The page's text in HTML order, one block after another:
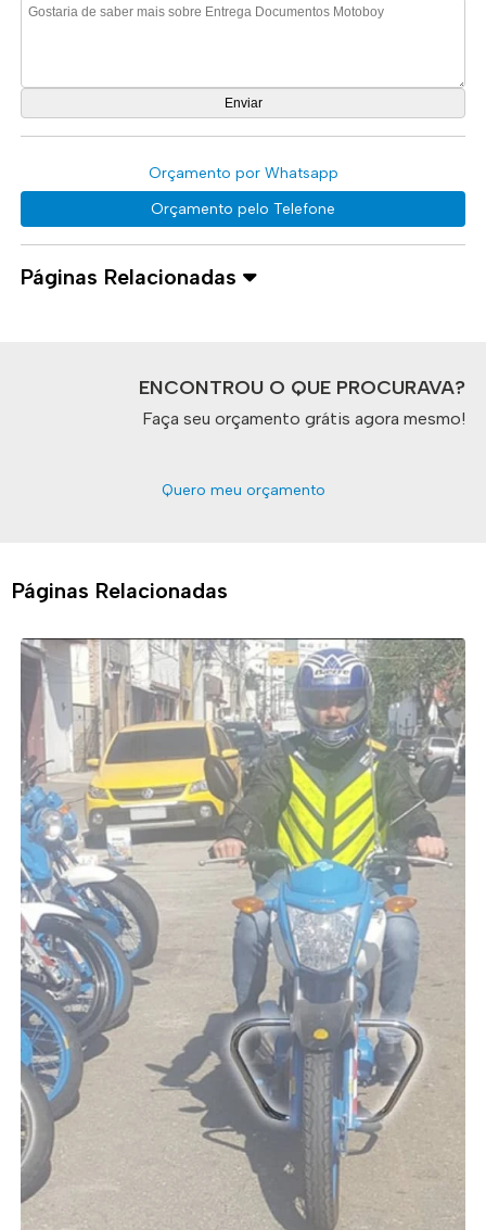
Orçamento por Whatsapp
Orçamento pelo Telefone
Páginas Relacionadas
ENCONTROU O QUE PROCURAVA?
Faça seu orçamento grátis agora mesmo!
Quero meu orçamento
Páginas Relacionadas